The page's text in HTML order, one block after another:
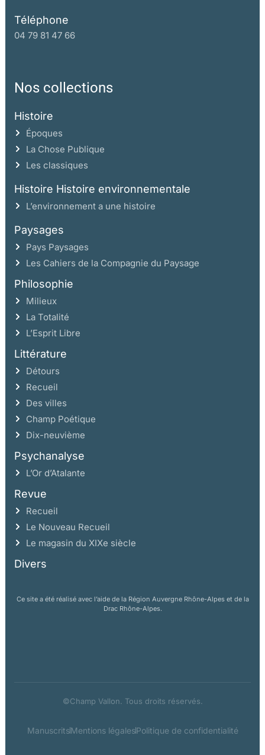
Téléphone
04 79 81 47 66
Nos collections
Histoire
Époques
La Chose Publique
Les classiques
Histoire Histoire environnementale
L’environnement a une histoire
Paysages
Pays Paysages
Les Cahiers de la Compagnie du Paysage
Philosophie
Milieux
La Totalité
L’Esprit Libre
Littérature
Détours
Recueil
Des villes
Champ Poétique
Dix-neuvième
Psychanalyse
L’Or d’Atalante
Revue
Recueil
Le Nouveau Recueil
Le magasin du XIXe siècle
Divers
Ce site a été réalisé avec l’aide de la Région Auvergne Rhône-Alpes et de la
Drac Rhône-Alpes.
©Champ Vallon. Tous droits réservés.
ManuscritsMentions légalesPolitique de confidentialité